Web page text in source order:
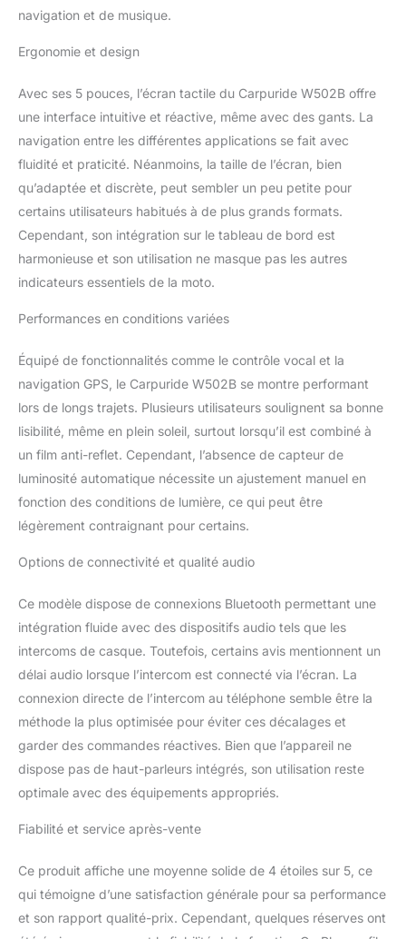
téléphones fonctionnant
sous HarmonyOS.
【Bluetooth Double
Carpuride W502b est
doté d'une connectivité
Bluetooth double
intégrée, associez l'écran
smartphone et à un
casque ou un casque
passer des appels en
de votre musique
préférée, sans enlever
votre casque. La
connexion Bluetooth
double sans couture
vous permet non
seulement de garder
votre téléphone en toute
poche, mais vous permet
conduite libre. 【Écran
Tactile HD IPS 5"】:
L'écran CarPlay pour
moto est équipé d'un
définition de 5 pouces
avec une résolution de
1024*600, rendant l'effet
visuel plus intuitif et
réactif au toucher. Des
couleurs vibrantes 65K
et une luminosité
offrent une expérience
de visualisation claire et
agréable même en plein
navigation et de musique.
Ergonomie et design
Avec ses 5 pouces, l’écran tactile du Carpuride W502B offre
une interface intuitive et réactive, même avec des gants. La
navigation entre les différentes applications se fait avec
fluidité et praticité. Néanmoins, la taille de l’écran, bien
qu’adaptée et discrète, peut sembler un peu petite pour
certains utilisateurs habitués à de plus grands formats.
Cependant, son intégration sur le tableau de bord est
harmonieuse et son utilisation ne masque pas les autres
indicateurs essentiels de la moto.
Performances en conditions variées
Équipé de fonctionnalités comme le contrôle vocal et la
navigation GPS, le Carpuride W502B se montre performant
lors de longs trajets. Plusieurs utilisateurs soulignent sa bonne
lisibilité, même en plein soleil, surtout lorsqu’il est combiné à
un film anti-reflet. Cependant, l’absence de capteur de
luminosité automatique nécessite un ajustement manuel en
fonction des conditions de lumière, ce qui peut être
légèrement contraignant pour certains.
Options de connectivité et qualité audio
Ce modèle dispose de connexions Bluetooth permettant une
intégration fluide avec des dispositifs audio tels que les
intercoms de casque. Toutefois, certains avis mentionnent un
délai audio lorsque l’intercom est connecté via l’écran. La
connexion directe de l’intercom au téléphone semble être la
méthode la plus optimisée pour éviter ces décalages et
garder des commandes réactives. Bien que l’appareil ne
dispose pas de haut-parleurs intégrés, son utilisation reste
optimale avec des équipements appropriés.
Fiabilité et service après-vente
Ce produit affiche une moyenne solide de 4 étoiles sur 5, ce
qui témoigne d’une satisfaction générale pour sa performance
et son rapport qualité-prix. Cependant, quelques réserves ont